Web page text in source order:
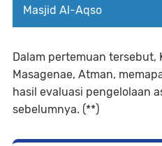
Masjid Al-Aqso
Dalam pertemuan tersebut,
Masagenae, Atman,
hasil evaluasi pengelolaan
sebelumnya. (**)